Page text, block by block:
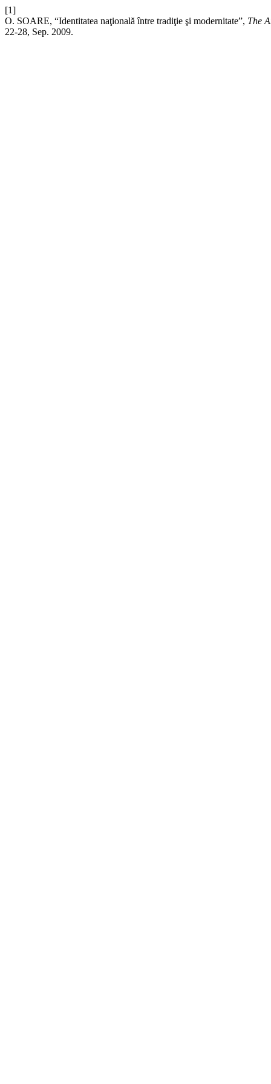
[1]
O. SOARE, “Identitatea naţională între tradiţie şi modernitate”, The
22-28, Sep. 2009.